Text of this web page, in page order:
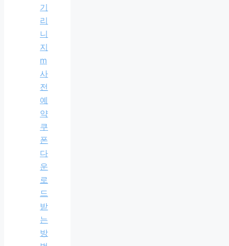
기
리
니
지
m
사
전
예
약
쿠
폰
다
운
로
드
받
는
방